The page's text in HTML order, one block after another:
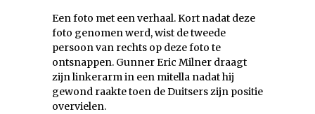
Een foto met een verhaal. Kort nadat deze
foto genomen werd, wist de tweede
persoon van rechts op deze foto te
ontsnappen. Gunner Eric Milner draagt
zijn linkerarm in een mitella nadat hij
gewond raakte toen de Duitsers zijn positie
overvielen.